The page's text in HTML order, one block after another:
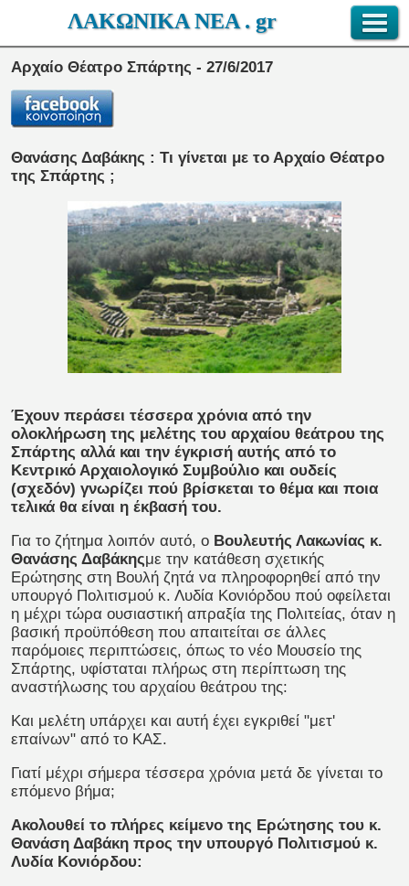
ΛΑΚΩΝΙΚΑ ΝΕΑ . gr
Αρχαίο Θέατρο Σπάρτης - 27/6/2017
Θανάσης Δαβάκης : Τι γίνεται με το Αρχαίο Θέατρο
της Σπάρτης ;
Έχουν περάσει τέσσερα χρόνια από την
ολοκλήρωση της μελέτης του αρχαίου θεάτρου της
Σπάρτης αλλά και την έγκρισή αυτής από το
Κεντρικό Αρχαιολογικό Συμβούλιο και ουδείς
(σχεδόν) γνωρίζει πού βρίσκεται το θέμα και ποια
τελικά θα είναι η έκβασή του.
Για το ζήτημα λοιπόν αυτό, ο Βουλευτής Λακωνίας κ.
Θανάσης Δαβάκηςμε την κατάθεση σχετικής
Ερώτησης στη Βουλή ζητά να πληροφορηθεί από την
υπουργό Πολιτισμού κ. Λυδία Κονιόρδου πού οφείλεται
η μέχρι τώρα ουσιαστική απραξία της Πολιτείας, όταν η
βασική προϋπόθεση που απαιτείται σε άλλες
παρόμοιες περιπτώσεις, όπως το νέο Μουσείο της
Σπάρτης, υφίσταται πλήρως στη περίπτωση της
αναστήλωσης του αρχαίου θεάτρου της:
Και μελέτη υπάρχει και αυτή έχει εγκριθεί "μετ'
επαίνων" από το ΚΑΣ.
Γιατί μέχρι σήμερα τέσσερα χρόνια μετά δε γίνεται το
επόμενο βήμα;
Ακολουθεί το πλήρες κείμενο της Ερώτησης του κ.
Θανάση Δαβάκη προς την υπουργό Πολιτισμού κ.
Λυδία Κονιόρδου: